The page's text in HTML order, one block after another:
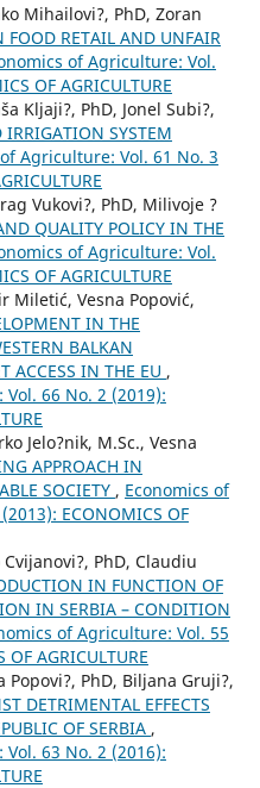
Mihailovi?, PhD, Zoran
FOOD RETAIL AND UNFAIR
of Agriculture: Vol.
OF AGRICULTURE
Kljaji?, PhD, Jonel Subi?,
SYSTEM
Agriculture: Vol. 61 No. 3
Vukovi?, PhD, Milivoje ?
QUALITY POLICY IN THE
of Agriculture: Vol.
OF AGRICULTURE
Miletić, Vesna Popović,
IN THE
BALKAN
ACCESS IN THE EU ,
66 No. 2 (2019):
Jelo?nik, M.Sc., Vesna
APPROACH IN
SOCIETY , Economics of
ECONOMICS OF
PhD, Claudiu
IN FUNCTION OF
IN SERBIA – CONDITION
of Agriculture: Vol. 55
AGRICULTURE
Popovi?, PhD, Biljana Gruji?,
DETRIMENTAL EFFECTS
OF SERBIA ,
63 No. 2 (2016):